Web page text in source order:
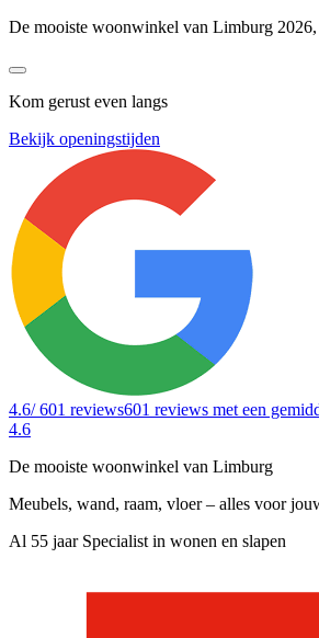
De mooiste woonwinkel van Limburg 2026,
Kom gerust even langs
Bekijk openingstijden
4.6/ 601 reviews601 reviews met een
4.6
De mooiste woonwinkel van Limburg
Meubels, wand, raam, vloer – alles voor
Al 55 jaar Specialist in wonen en slapen